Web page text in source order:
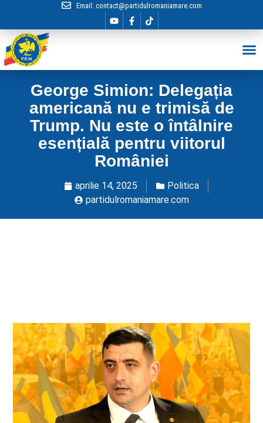
Email: contact@partidulromaniamare.com
George Simion: Delegația
americană nu e trimisă de
Trump. Nu este o întâlnire
esențială pentru viitorul
României
aprilie 14, 2025
Politica
partidulromaniamare.com